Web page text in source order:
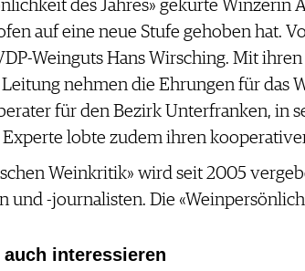
des Jahres» gekürte
auf eine neue Stufe gehoben hat.
Weinguts Hans Wirsching. Mit
nehmen die Ehrungen für das
für den Bezirk Unterfranken, in
Experte lobte zudem ihren
Weinkritik» wird seit 2005
und -journalisten. Die
auch interessieren